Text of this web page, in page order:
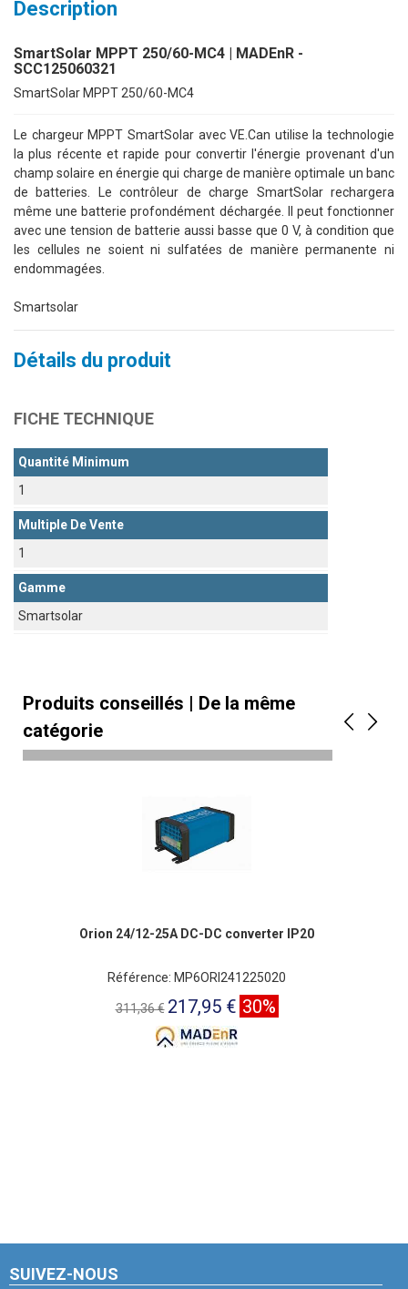
Description
SmartSolar MPPT 250/60-MC4 | MADEnR -
SCC125060321
SmartSolar MPPT 250/60-MC4
Le chargeur MPPT SmartSolar avec VE.Can utilise la technologie
la plus récente et rapide pour convertir l'énergie provenant d'un
champ solaire en énergie qui charge de manière optimale un banc
de batteries. Le contrôleur de charge SmartSolar rechargera
même une batterie profondément déchargée. Il peut fonctionner
avec une tension de batterie aussi basse que 0 V, à condition que
les cellules ne soient ni sulfatées de manière permanente ni
endommagées.
Smartsolar
Détails du produit
FICHE TECHNIQUE
Quantité Minimum
1
Multiple De Vente
1
Gamme
Smartsolar
Produits conseillés | De la même
catégorie
Orion 24/12-25A DC-DC converter IP20
Référence: MP6ORI241225020
311,36 € 217,95 € 30%
SUIVEZ-NOUS